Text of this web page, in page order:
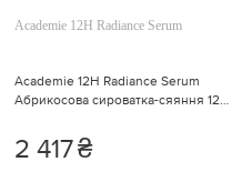
Academie 12H Radiance Serum
Academie 12H Radiance Serum
Абрикосова сироватка-сяяння 12
2 417₴